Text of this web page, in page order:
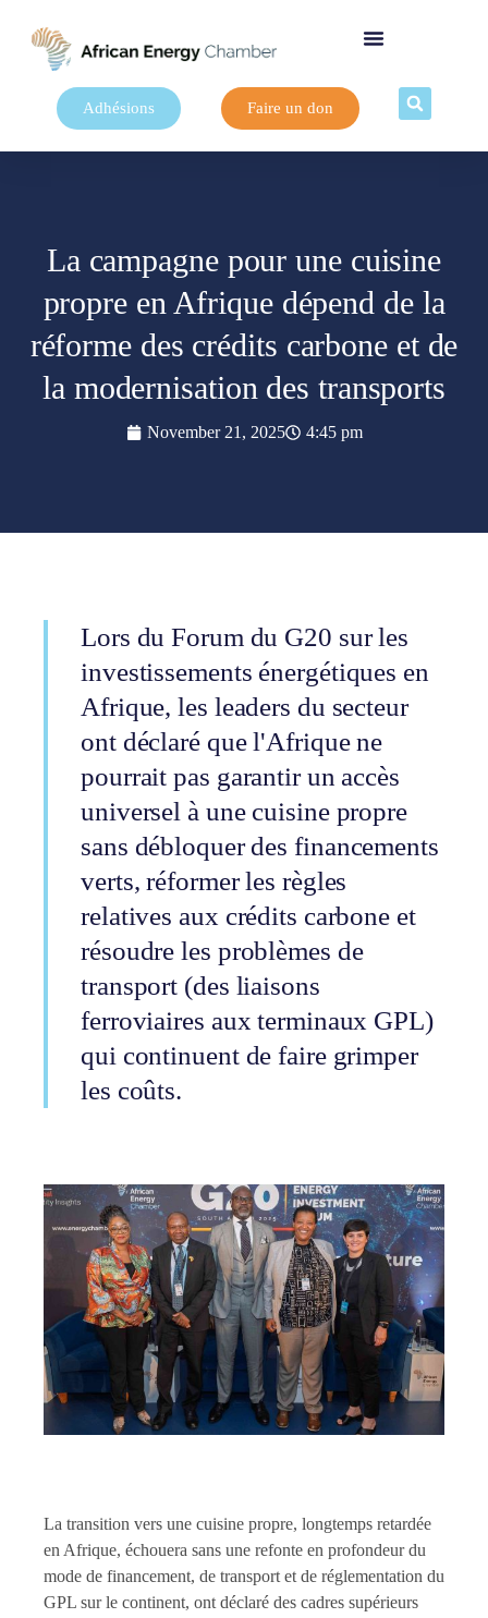
Adhésions Faire un don
La campagne pour une cuisine
propre en Afrique dépend de la
réforme des crédits carbone et de
la modernisation des transports
November 21, 2025 4:45 pm
Lors du Forum du G20 sur les
investissements énergétiques en
Afrique, les leaders du secteur
ont déclaré que l'Afrique ne
pourrait pas garantir un accès
universel à une cuisine propre
sans débloquer des financements
verts, réformer les règles
relatives aux crédits carbone et
résoudre les problèmes de
transport (des liaisons
ferroviaires aux terminaux GPL)
qui continuent de faire grimper
les coûts.
La transition vers une cuisine propre, longtemps retardée
en Afrique, échouera sans une refonte en profondeur du
mode de financement, de transport et de réglementation du
GPL sur le continent, ont déclaré des cadres supérieurs